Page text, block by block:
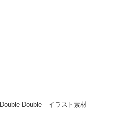
Double Double｜イラスト素材